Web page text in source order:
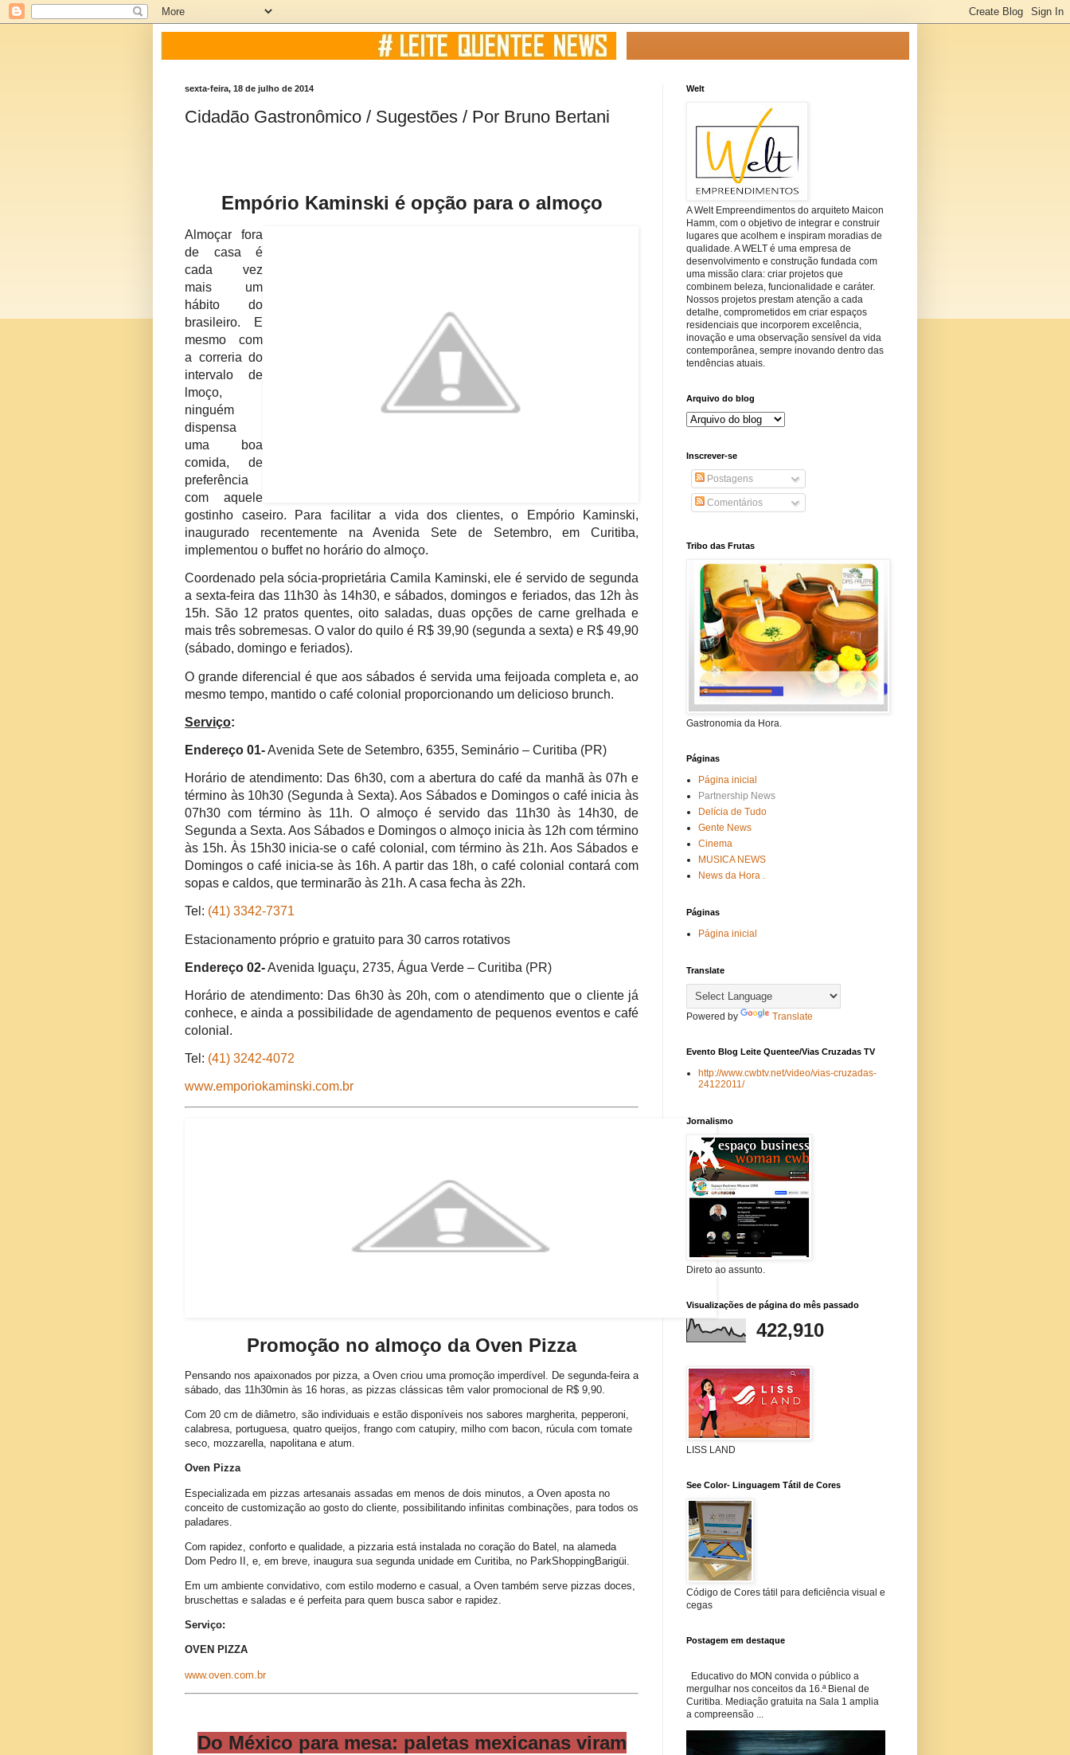
sexta-feira, 18 de julho de 2014
Cidadão Gastronômico / Sugestões / Por Bruno Bertani
Empório Kaminski é opção para o almoço
Almoçar fora
de casa é
cada vez
mais um
hábito do
brasileiro. E
mesmo com
a correria do
intervalo de
lmoço,
ninguém
dispensa
uma boa
comida, de
preferência
com aquele
gostinho caseiro. Para facilitar a vida dos clientes, o Empório Kaminski,
inaugurado recentemente na Avenida Sete de Setembro, em Curitiba,
implementou o buffet no horário do almoço.
Coordenado pela sócia-proprietária Camila Kaminski, ele é servido de segunda
a sexta-feira das 11h30 às 14h30, e sábados, domingos e feriados, das 12h às
15h. São 12 pratos quentes, oito saladas, duas opções de carne grelhada e
mais três sobremesas. O valor do quilo é R$ 39,90 (segunda a sexta) e R$ 49,90
(sábado, domingo e feriados).
O grande diferencial é que aos sábados é servida uma feijoada completa e, ao
mesmo tempo, mantido o café colonial proporcionando um delicioso brunch.
Serviço:
Endereço 01-Avenida Sete de Setembro, 6355, Seminário – Curitiba (PR)
Horário de atendimento: Das 6h30, com a abertura do café da manhã às 07h e
término às 10h30 (Segunda à Sexta). Aos Sábados e Domingos o café inicia às
07h30 com término às 11h. O almoço é servido das 11h30 às 14h30, de
Segunda a Sexta. Aos Sábados e Domingos o almoço inicia às 12h com término
às 15h. Às 15h30 inicia-se o café colonial, com término às 21h. Aos Sábados e
Domingos o café inicia-se às 16h. A partir das 18h, o café colonial contará com
sopas e caldos, que terminarão às 21h. A casa fecha às 22h.
Tel: (41) 3342-7371
Estacionamento próprio e gratuito para 30 carros rotativos
Endereço 02-Avenida Iguaçu, 2735, Água Verde – Curitiba (PR)
Horário de atendimento: Das 6h30 às 20h, com o atendimento que o cliente já
conhece, e ainda a possibilidade de agendamento de pequenos eventos e café
colonial.
Tel: (41) 3242-4072
www.emporiokaminski.com.br
Promoção no almoço da Oven Pizza
Pensando nos apaixonados por pizza, a Oven criou uma promoção imperdível. De segunda-feira a
sábado, das 11h30min às 16 horas, as pizzas clássicas têm valor promocional de R$ 9,90.
Com 20 cm de diâmetro, são individuais e estão disponíveis nos sabores margherita, pepperoni,
calabresa, portuguesa, quatro queijos, frango com catupiry, milho com bacon, rúcula com tomate
seco, mozzarella, napolitana e atum.
Oven Pizza
Especializada em pizzas artesanais assadas em menos de dois minutos, a Oven aposta no
conceito de customização ao gosto do cliente, possibilitando infinitas combinações, para todos os
paladares.
Com rapidez, conforto e qualidade, a pizzaria está instalada no coração do Batel, na alameda
Dom Pedro II, e, em breve, inaugura sua segunda unidade em Curitiba, no ParkShoppingBarigüi.
Em um ambiente convidativo, com estilo moderno e casual, a Oven também serve pizzas doces,
bruschettas e saladas e é perfeita para quem busca sabor e rapidez.
Serviço:
OVEN PIZZA
www.oven.com.br
Do México para mesa: paletas mexicanas viram
Welt
A Welt Empreendimentos do arquiteto Maicon
Hamm, com o objetivo de integrar e construir
lugares que acolhem e inspiram moradias de
qualidade. A WELT é uma empresa de
desenvolvimento e construção fundada com
uma missão clara: criar projetos que
combinem beleza, funcionalidade e caráter.
Nossos projetos prestam atenção a cada
detalhe, comprometidos em criar espaços
residenciais que incorporem excelência,
inovação e uma observação sensível da vida
contemporânea, sempre inovando dentro das
tendências atuais.
Arquivo do blog
Inscrever-se
Postagens
Comentários
Tribo das Frutas
Gastronomia da Hora.
Páginas
Página inicial
Partnership News
Delícia de Tudo
Gente News
Cinema
MUSICA NEWS
News da Hora .
Páginas
Página inicial
Translate
Powered by Translate
Evento Blog Leite Quentee/Vias Cruzadas TV
http://www.cwbtv.net/video/vias-cruzadas-
24122011/
Jornalismo
Direto ao assunto.
Visualizações de página do mês passado
422,910
LISS LAND
See Color- Linguagem Tátil de Cores
Código de Cores tátil para deficiência visual e
cegas
Postagem em destaque
Educativo do MON convida o público a
mergulhar nos conceitos da 16.ª Bienal de
Curitiba. Mediação gratuita na Sala 1 amplia
a compreensão ...